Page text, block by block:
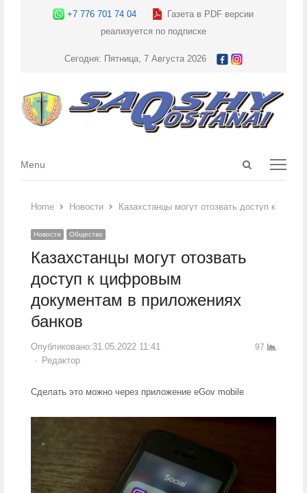
+7 776 701 74 04
Газета в PDF версии
реализуется по подписке
Сегодня: Пятница, 7 Августа 2026
Open
Menu
Menu
Home Новости Казахстанцы могут отозвать доступ к
Новости Общество
Казахстанцы могут отозвать
доступ к цифровым
документам в приложениях
банков
Опубликовано:31.05.2022 11:41
Author
Редактор
97
Сделать это можно через приложение eGov mobile